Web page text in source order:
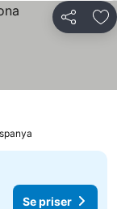
Del
Se priser